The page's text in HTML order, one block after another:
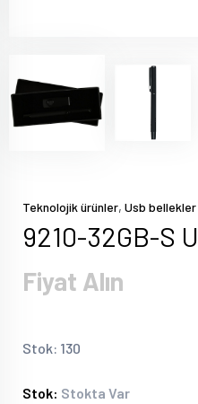
Teknolojik ürünler, Usb bellekler
9210-32GB-S
Fiyat Alın
Stok: 130
Stok: Stokta Var